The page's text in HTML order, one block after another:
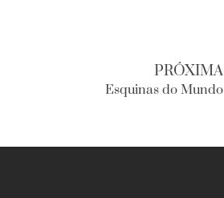
PRÓXIMA
Esquinas do Mundo